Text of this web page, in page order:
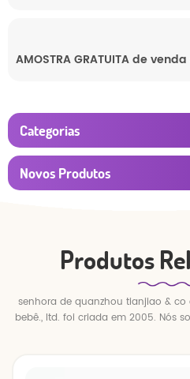
Categorias
Novos Produtos
Produtos
senhora de quanzhou tianjiao &
bebê., ltd. foi criada em 2005. Nós